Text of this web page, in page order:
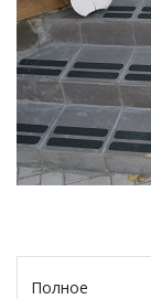
Полное